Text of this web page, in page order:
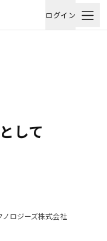
ログイン
して
ノロジーズ株式会社